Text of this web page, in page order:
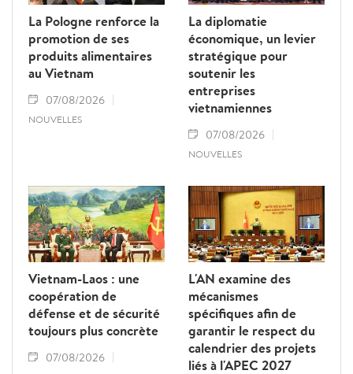
La Pologne renforce la
promotion de ses
produits alimentaires
au Vietnam
07/08/2026
NOUVELLES
La diplomatie
économique, un levier
stratégique pour
soutenir les
entreprises
vietnamiennes
07/08/2026
NOUVELLES
Vietnam-Laos : une
coopération de
défense et de sécurité
toujours plus concrète
07/08/2026
L'AN examine des
mécanismes
spécifiques afin de
garantir le respect du
calendrier des projets
liés à l'APEC 2027